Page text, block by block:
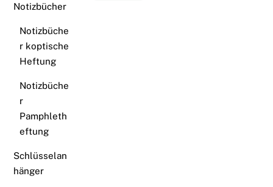
Notizbücher
Notizbüche
r koptische
Heftung
Notizbüche
r
Pamphleth
eftung
Schlüsselan
hänger